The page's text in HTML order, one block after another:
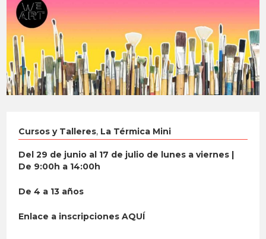
Cursos y Talleres, La Térmica Mini
Del 29 de junio al 17 de julio de lunes a viernes |
De 9:00h a 14:00h
De 4 a 13 años
Enlace a inscripcionesAQUÍ